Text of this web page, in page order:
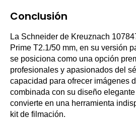
Conclusión
La Schneider de Kreuznach
Prime T2.1/50 mm, en su versión
se posiciona como una opción
profesionales y apasionados del
capacidad para ofrecer imágenes
combinada con su diseño
convierte en una herramienta
kit de filmación.